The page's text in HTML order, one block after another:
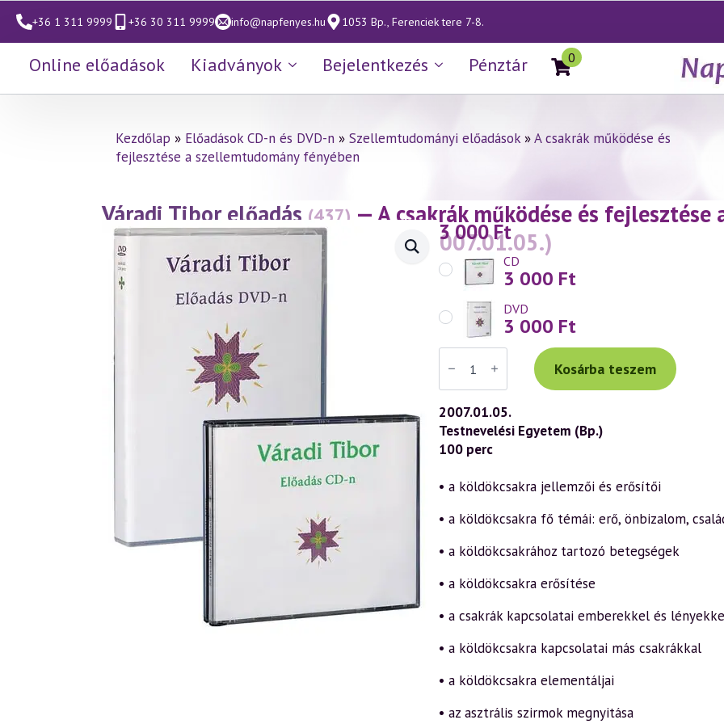
+36 1 311 9999 +36 30 311 9999 info@napfenyes.hu 1053 Bp., Ferenciek tere 7-8.
Online előadások Kiadványok Bejelentkezés Pénztár 0
Kezdőlap » Előadások CD-n és DVD-n » Szellemtudományi előadások»A csakrák működése és
fejlesztése a szellemtudomány fényében
Váradi Tibor előadás (437) — A csakrák működése és
fényében 4. rész – Köldökcsakra
(2007.01.05.)
3 000Ft
CD
3 000 Ft
DVD
3 000 Ft
Váradi
Tibor
előadás
(437)
—
A
csakrák
működése
és
a
szellemtudomány
4.
–
Köldökcsakra
mennyiség
Kosárba teszem
2007.01.05.
Testnevelési Egyetem (Bp.)
100 perc
• a köldökcsakra jellemzői és erősítői
• a köldökcsakra fő témái: erő, önbizalom,
• a köldökcsakrához tartozó betegségek
• a köldökcsakra erősítése
• a csakrák kapcsolatai emberekkel és
• a köldökcsakra kapcsolatai más csakrákkal
• a köldökcsakra elementáljai
• az asztrális szirmok megnyitása